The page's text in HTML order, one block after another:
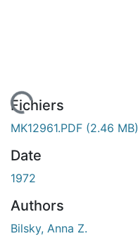
En cours de chargement...
Fichiers
MK12961.PDF (2.46 MB)
Date
1972
Authors
Bilsky, Anna Z.